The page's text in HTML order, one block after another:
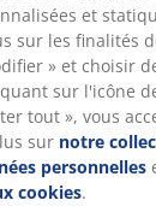
et
sur les finalités
» et choisir
sur l'icône
tout », vous
sur notre
personnelles
cookies.